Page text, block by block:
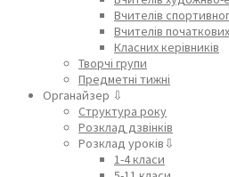
Вчителів
Вчителів
Класних керівників
Творчі групи
Предметні тижні
Органайзер ⇩
Структура року
Розклад дзвінків
Розклад уроків⇩
1-4 класи